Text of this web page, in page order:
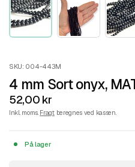
SKU: 004-443M
4 mm Sort onyx,
52,00 kr
Inkl. moms. Fragtberegnes ved kassen.
På lager